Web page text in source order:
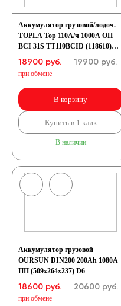
Аккумулятор грузовой/лодоч.
TOPLA Top 110А/ч 1000А ОП
BCI 31S TT110BCID (118610)
31S-1000 винт+конус
(330x175x240)
18900 руб.
при обмене
19900руб.
В корзину
Купить в 1 клик
В наличии
Аккумулятор грузовой
OURSUN DIN200 200Ah 1080A
ПП (509х264х237) D6
18600 руб.
при обмене
20600руб.